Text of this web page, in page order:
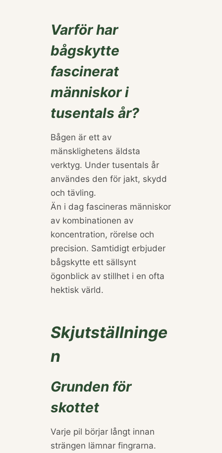
Varför har
bågskytte
fascinerat
människor i
tusentals år?
Bågen är ett av
mänsklighetens äldsta
verktyg. Under tusentals år
användes den för jakt, skydd
och tävling.
Än i dag fascineras människor
av kombinationen av
koncentration, rörelse och
precision. Samtidigt erbjuder
bågskytte ett sällsynt
ögonblick av stillhet i en ofta
hektisk värld.
Skjutställninge
n
Grunden för
skottet
Varje pil börjar långt innan
strängen lämnar fingrarna.